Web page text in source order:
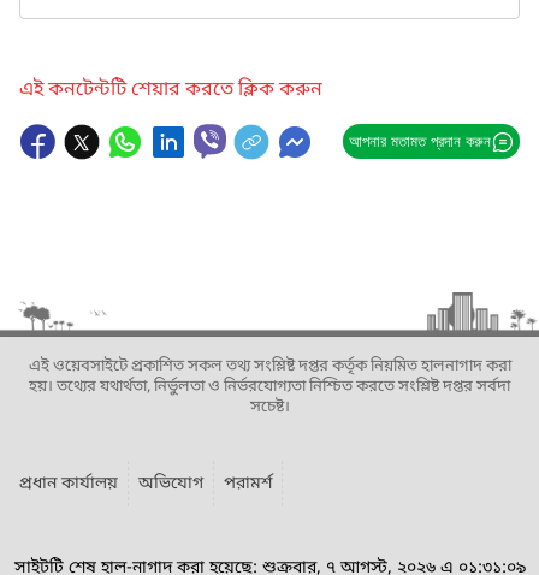
এই কনটেন্টটি শেয়ার করতে ক্লিক করুন
আপনার মতামত প্রদান করুন
এই ওয়েবসাইটে প্রকাশিত সকল তথ্য সংশ্লিষ্ট দপ্তর কর্তৃক নিয়মিত হালনাগাদ করা
হয়। তথ্যের যথার্থতা, নির্ভুলতা ও নির্ভরযোগ্যতা নিশ্চিত করতে সংশ্লিষ্ট দপ্তর সর্বদা
সচেষ্ট।
প্রধান কার্যালয় অভিযোগ পরামর্শ
সাইটটি শেষ হাল-নাগাদ করা হয়েছে: শুক্রবার, ৭ আগস্ট, ২০২৬ এ ০১:৩১:০৯